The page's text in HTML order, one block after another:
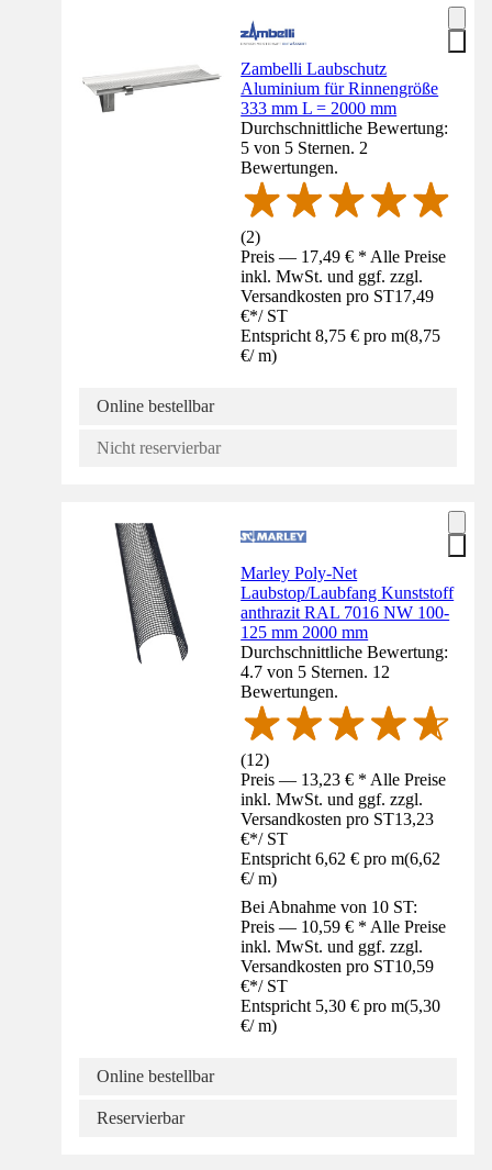
Zambelli Laubschutz
Aluminium für Rinnengröße
333 mm L = 2000 mm
Durchschnittliche Bewertung:
5 von 5 Sternen. 2
Bewertungen.
(2)
Preis — 17,49 € * Alle Preise
inkl. MwSt. und ggf. zzgl.
Versandkosten pro ST17,49
€*/ ST
Entspricht 8,75 € pro m(8,75
€/ m)
Online bestellbar
Nicht reservierbar
Marley Poly-Net
Laubstop/Laubfang Kunststoff
anthrazit RAL 7016 NW 100-
125 mm 2000 mm
Durchschnittliche Bewertung:
4.7 von 5 Sternen. 12
Bewertungen.
(12)
Preis — 13,23 € * Alle Preise
inkl. MwSt. und ggf. zzgl.
Versandkosten pro ST13,23
€*/ ST
Entspricht 6,62 € pro m(6,62
€/ m)
Bei Abnahme von 10 ST:
Preis — 10,59 € * Alle Preise
inkl. MwSt. und ggf. zzgl.
Versandkosten pro ST10,59
€*/ ST
Entspricht 5,30 € pro m(5,30
€/ m)
Online bestellbar
Reservierbar